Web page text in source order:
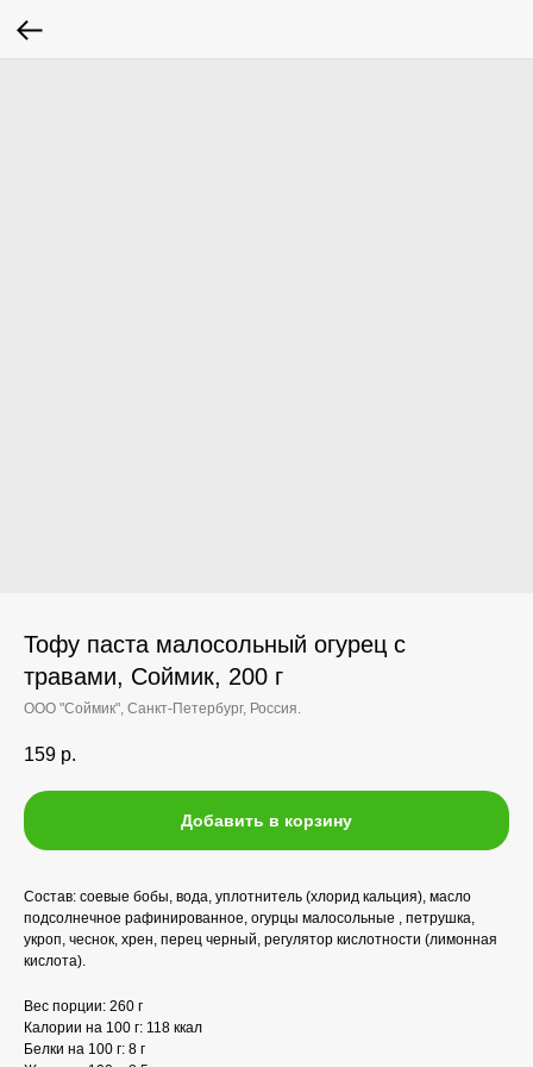
Тофу паста малосольный огурец с
травами, Соймик, 200 г
ООО "Соймик", Санкт-Петербург, Россия.
159 р.
Добавить в корзину
Состав: соевые бобы, вода, уплотнитель (хлорид кальция), масло
подсолнечное рафинированное, огурцы малосольные , петрушка,
укроп, чеснок, хрен, перец черный, регулятор кислотности (лимонная
кислота).
Вес порции: 260 г
Калории на 100 г: 118 ккал
Белки на 100 г: 8 г